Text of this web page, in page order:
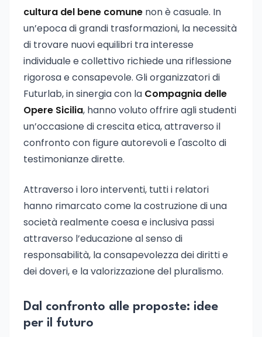
cultura del bene comune non è casuale. In
un’epoca di grandi trasformazioni, la necessità
di trovare nuovi equilibri tra interesse
individuale e collettivo richiede una riflessione
rigorosa e consapevole. Gli organizzatori di
Futurlab, in sinergia con la Compagnia delle
Opere Sicilia, hanno voluto offrire agli studenti
un’occasione di crescita etica, attraverso il
confronto con figure autorevoli e l'ascolto di
testimonianze dirette.
Attraverso i loro interventi, tutti i relatori
hanno rimarcato come la costruzione di una
società realmente coesa e inclusiva passi
attraverso l’educazione al senso di
responsabilità, la consapevolezza dei diritti e
dei doveri, e la valorizzazione del pluralismo.
Dal confronto alle proposte: idee
per il futuro